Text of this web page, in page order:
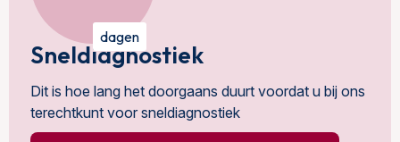
dagen
Sneldiagnostiek
Dit is hoe lang het doorgaans duurt voordat u bij ons
terechtkunt voor sneldiagnostiek